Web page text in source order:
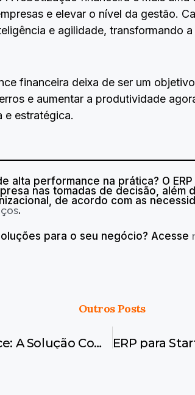
e elevar o nível da gestão.
e agilidade, transformando
financeira deixa de ser um
e aumentar a produtividade
e estratégica.
alta performance na prática? O
nas tomadas de decisão,
de acordo com as
.
para o seu negócio? Acesse
Outros Posts
ERP de Alta Performance: A Solução Completa para uma Gestão Eficiente